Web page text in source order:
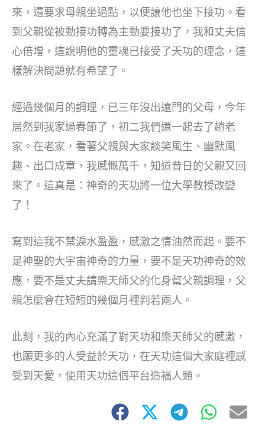
來，還要求母親坐過點，以便讓他也坐下接功。看
到父親從被動接功轉為主動要接功了，我和丈夫信
心倍增，這說明他的靈魂已接受了天功的理念，這
樣解決問題就有希望了。
經過幾個月的調理，已三年沒出遠門的父母，今年
居然到我家過春節了，初二我們還一起去了趟老
家。在老家，看著父親與大家談笑風生、幽默風
趣、出口成章，我感慨萬千，知道昔日的父親又回
來了。這真是：神奇的天功將一位大學教授改變
了！
寫到這我不禁淚水盈盈，感激之情油然而起。要不
是神聖的大宇宙神奇的力量，要不是天功神奇的效
應，要不是丈夫請樂天師父的化身幫父親調理，父
親怎麼會在短短的幾個月裡判若兩人。
此刻，我的內心充滿了對天功和樂天師父的感激，
也願更多的人受益於天功，在天功這個大家庭裡感
受到天愛，使用天功這個平台造福人類。